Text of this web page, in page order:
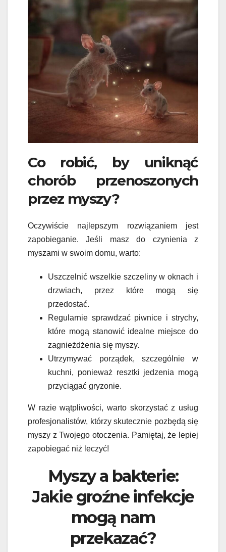
Co robić, by uniknąć
chorób przenoszonych
przez myszy?
Oczywiście najlepszym rozwiązaniem jest
zapobieganie. Jeśli masz do czynienia z
myszami w swoim domu, warto:
Uszczelnić wszelkie szczeliny w oknach i
drzwiach, przez które mogą się
przedostać.
Regularnie sprawdzać piwnice i strychy,
które mogą stanowić idealne miejsce do
zagnieżdżenia się myszy.
Utrzymywać porządek, szczególnie w
kuchni, ponieważ resztki jedzenia mogą
przyciągać gryzonie.
W razie wątpliwości, warto skorzystać z usług
profesjonalistów, którzy skutecznie pozbędą się
myszy z Twojego otoczenia. Pamiętaj, że lepiej
zapobiegać niż leczyć!
Myszy a bakterie:
Jakie groźne infekcje
mogą nam
przekazać?